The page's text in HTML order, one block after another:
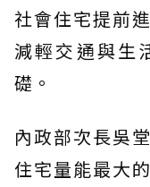
社會住宅提前
減輕交通與生
礎。
內政部次長吳
住宅量能最大